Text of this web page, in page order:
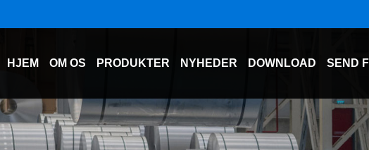
HJEM OM OS PRODUKTER NYHEDER DOWNLOAD SEND